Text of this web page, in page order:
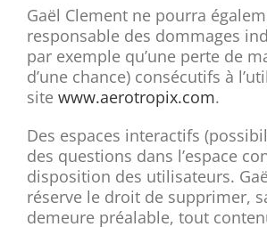
Gaël Clement ne pourra
responsable des dommages
par exemple qu’une perte de
d’une chance) consécutifs à
site www.aerotropix.com.
Des espaces interactifs
des questions dans l’espace
disposition des utilisateurs.
réserve le droit de supprimer,
demeure préalable, tout